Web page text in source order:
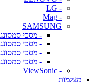
- LG
- Mag
SAMSUNG
- מסכי סמסונג 24 אינץ
- מסכי סמסונג 27 אינץ
- מסכי סמסונג 32-49 אינץ
- מסכי סמסונג 4k
- ViewSonic
מצלמות